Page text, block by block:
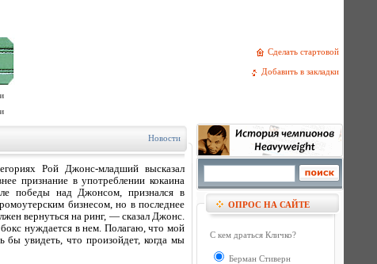
Сделать стартовой
Добавить в закладки
Новости
Рой Джонс-младший высказал
признание в употреблении кокаина
победы над Джонсом, признался в
бизнесом, но в последнее
вернуться на ринг, — сказал Джонс.
нуждается в нем. Полагаю, что мой
увидеть, что произойдет, когда мы
ОПРОС НА САЙТЕ
С кем драться Кличко?
Берман Стиверн